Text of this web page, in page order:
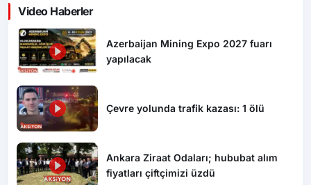
Video Haberler
Azerbaijan Mining Expo 2027 fuarı
yapılacak
Çevre yolunda trafik kazası: 1 ölü
Ankara Ziraat Odaları; hububat alım
fiyatları çiftçimizi üzdü